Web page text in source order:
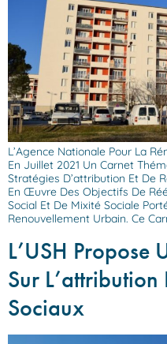
L’Agence Nationale Pour La
En Juillet 2021 Un Carnet
Stratégies D’attribution Et De
En Œuvre Des Objectifs De
Social Et De Mixité Sociale
Renouvellement Urbain. Ce
L’USH Propose
Sur L’attribution
Sociaux